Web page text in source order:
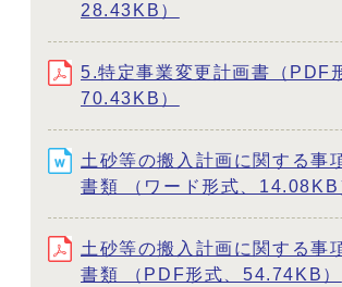
28.43KB）
5.特定事業変更計画書（PDF
70.43KB）
土砂等の搬入計画に関する事
書類 （ワード形式、14.08KB
土砂等の搬入計画に関する事
書類 （PDF形式、54.74KB）